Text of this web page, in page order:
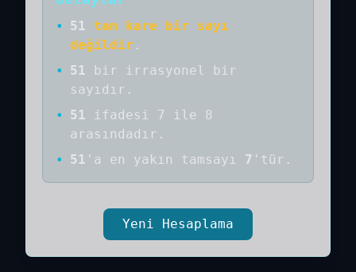
• 51
tam kare bir sayı
değildir .
•
51 bir
irrasyonel bir
sayıdır .
•
51
ifadesi 7 ile 8
arasındadır.
•
51 'a en yakın tamsayı 7 'tür.
Yeni Hesaplama